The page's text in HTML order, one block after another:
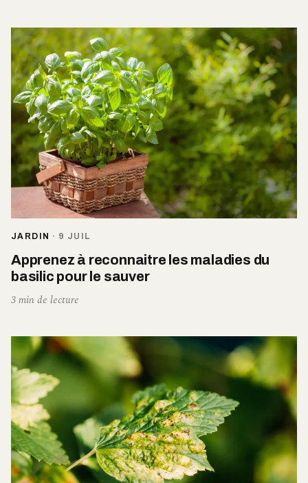
JARDIN · 9 JUIL
Apprenez à reconnaitre les maladies du
basilic pour le sauver
3 min de lecture